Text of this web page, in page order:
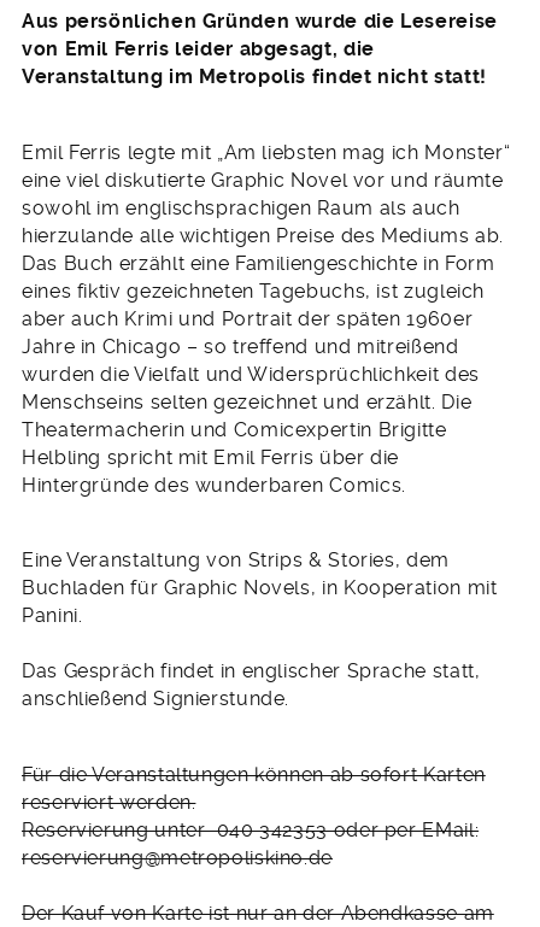
Aus persönlichen Gründen wurde die Lesereise
von Emil Ferris leider abgesagt, die
Veranstaltung im Metropolis findet nicht statt!
Emil Ferris legte mit „Am liebsten mag ich Monster“
eine viel diskutierte Graphic Novel vor und räumte
sowohl im englischsprachigen Raum als auch
hierzulande alle wichtigen Preise des Mediums ab.
Das Buch erzählt eine Familiengeschichte in Form
eines fiktiv gezeichneten Tagebuchs, ist zugleich
aber auch Krimi und Portrait der späten 1960er
Jahre in Chicago – so treffend und mitreißend
wurden die Vielfalt und Widersprüchlichkeit des
Menschseins selten gezeichnet und erzählt. Die
Theatermacherin und Comicexpertin Brigitte
Helbling spricht mit Emil Ferris über die
Hintergründe des wunderbaren Comics.
Eine Veranstaltung von Strips & Stories, dem
Buchladen für Graphic Novels, in Kooperation mit
Panini.
Das Gespräch findet in englischer Sprache statt,
anschließend Signierstunde.
Für die Veranstaltungen können ab sofort Karten
reserviert werden.
Reservierung unter 040 342353 oder per EMail:
reservierung@metropoliskino.de
Der Kauf von Karte ist nur an der Abendkasse am